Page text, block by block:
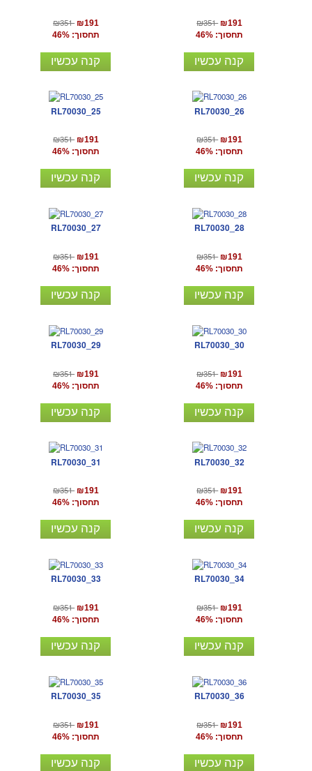
₪351 ₪191
תחסוך: 46%
קנה עכשיו
₪351 ₪191
תחסוך: 46%
קנה עכשיו
RL70030_25
₪351 ₪191
תחסוך: 46%
קנה עכשיו
RL70030_26
₪351 ₪191
תחסוך: 46%
קנה עכשיו
RL70030_27
₪351 ₪191
תחסוך: 46%
קנה עכשיו
RL70030_28
₪351 ₪191
תחסוך: 46%
קנה עכשיו
RL70030_29
₪351 ₪191
תחסוך: 46%
קנה עכשיו
RL70030_30
₪351 ₪191
תחסוך: 46%
קנה עכשיו
RL70030_31
₪351 ₪191
תחסוך: 46%
קנה עכשיו
RL70030_32
₪351 ₪191
תחסוך: 46%
קנה עכשיו
RL70030_33
₪351 ₪191
תחסוך: 46%
קנה עכשיו
RL70030_34
₪351 ₪191
תחסוך: 46%
קנה עכשיו
RL70030_35
₪351 ₪191
תחסוך: 46%
קנה עכשיו
RL70030_36
₪351 ₪191
תחסוך: 46%
קנה עכשיו